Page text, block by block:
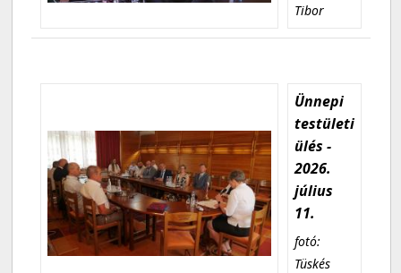
Tibor
Ünnepi
testületi
ülés -
2026.
július
11.
fotó:
Tüskés